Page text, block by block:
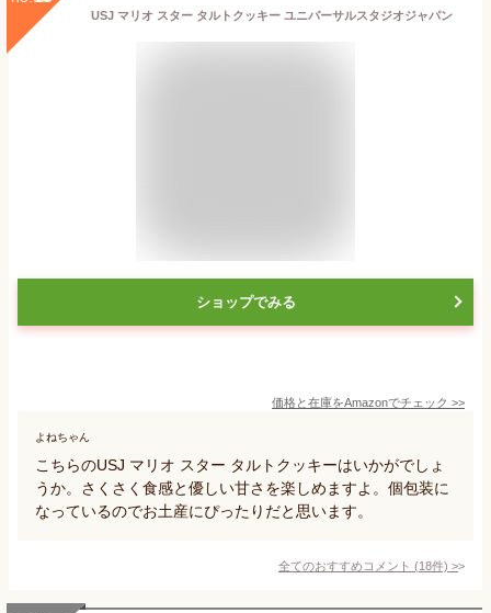
USJ マリオ スター タルトクッキー ユニバーサルスタジオジャパン
ショップでみる
価格と在庫をAmazonでチェック >>
よねちゃん
こちらのUSJ マリオ スター タルトクッキーはいかがでしょ
うか。さくさく食感と優しい甘さを楽しめますよ。個包装に
なっているのでお土産にぴったりだと思います。
全てのおすすめコメント (18件) >